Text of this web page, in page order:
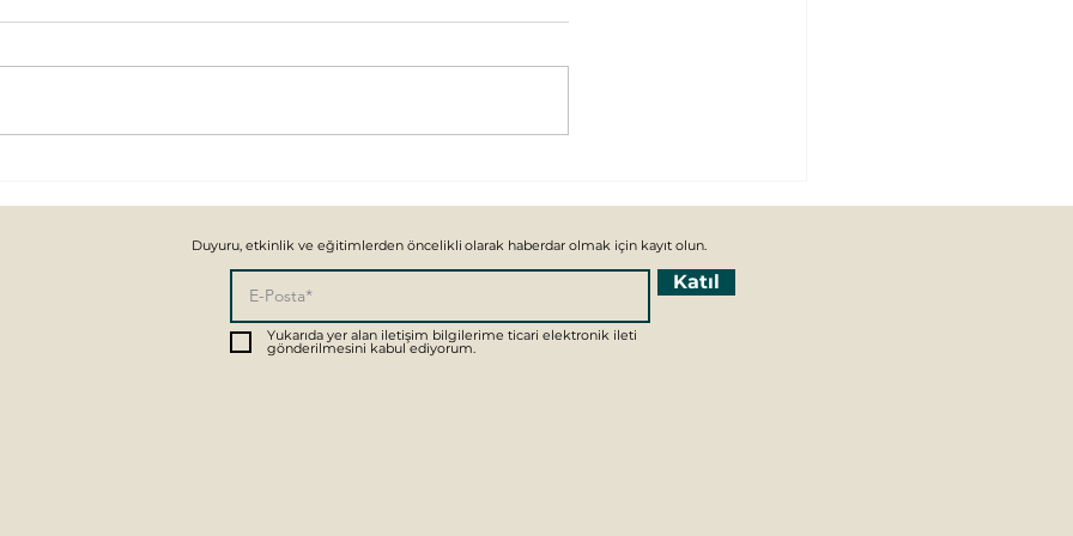
PSİKOTERAPİ
Katıl
Yukarıda yer alan iletişim bilgilerime ticari elektronik ileti
gönderilmesini kabul ediyorum.